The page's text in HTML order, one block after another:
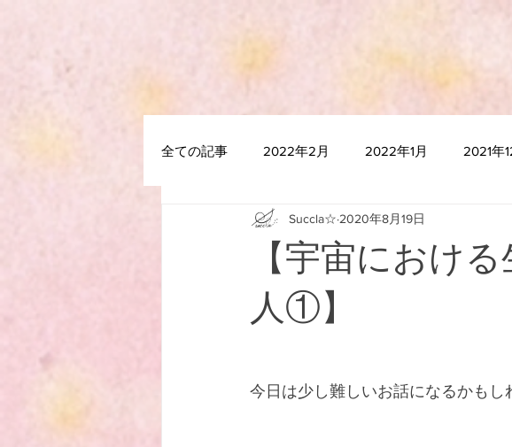
全ての記事 2022年2月 2022年1月 2021年
2021年7月 2021年6月 2021年5月
2020年12月 2020年11月
【宇宙におけ
人①】
Succla☆ 2020年8月19日
今日は少し難しいお話になるかもし